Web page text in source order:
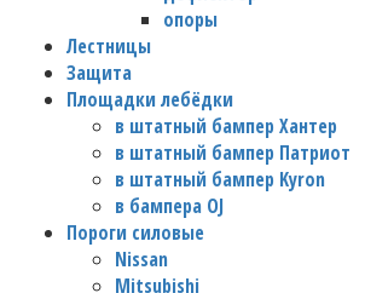
опоры
Лестницы
Защита
Площадки лебёдки
в штатный бампер Хантер
в штатный бампер Патриот
в штатный бампер Kyron
в бампера OJ
Пороги силовые
Nissan
Mitsubishi